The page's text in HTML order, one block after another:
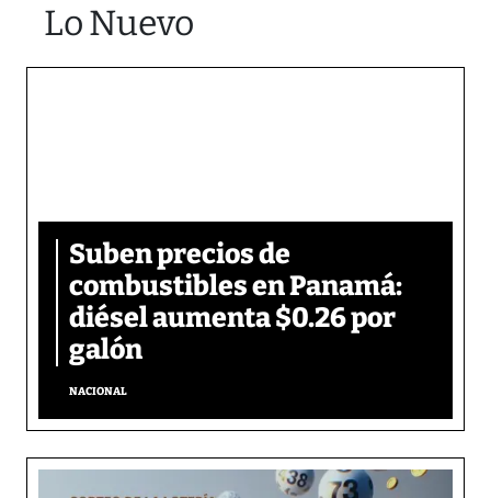
Lo Nuevo
Suben precios de
combustibles en Panamá:
diésel aumenta $0.26 por
galón
NACIONAL